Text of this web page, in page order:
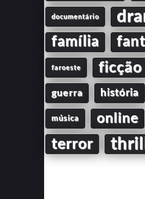
documentário
família
faroeste
guerra história
música online
terror